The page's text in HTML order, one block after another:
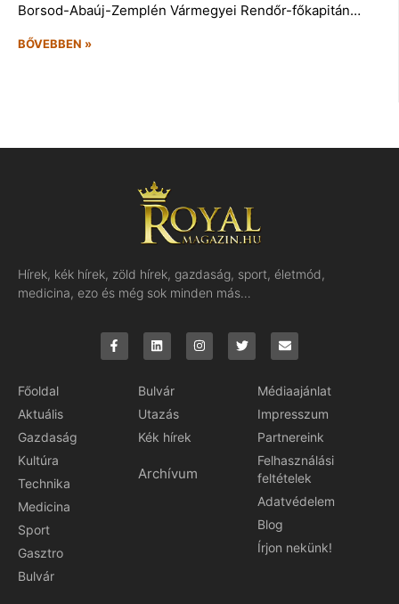
Borsod-Abaúj-Zemplén Vármegyei Rendőr-főkapitán…
BŐVEBBEN »
Hírek, kék hírek, zöld hírek, gazdaság, sport, életmód,
medicina, ezo és még sok minden más…
Főoldal
Aktuális
Gazdaság
Kultúra
Technika
Medicina
Sport
Gasztro
Bulvár
Bulvár
Utazás
Kék hírek
Archívum
Médiaajánlat
Impresszum
Partnereink
Felhasználási
feltételek
Adatvédelem
Blog
Írjon nekünk!